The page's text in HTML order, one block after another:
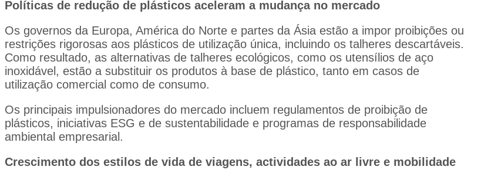
Políticas de redução de plásticos aceleram a mudança no mercado
Os governos da Europa, América do Norte e partes da Ásia estão a impor proibições ou
restrições rigorosas aos plásticos de utilização única, incluindo os talheres descartáveis.
Como resultado, as alternativas de talheres ecológicos, como os utensílios de aço
inoxidável, estão a substituir os produtos à base de plástico, tanto em casos de
utilização comercial como de consumo.
Os principais impulsionadores do mercado incluem regulamentos de proibição de
plásticos, iniciativas ESG e de sustentabilidade e programas de responsabilidade
ambiental empresarial.
Crescimento dos estilos de vida de viagens, actividades ao ar livre e mobilidade